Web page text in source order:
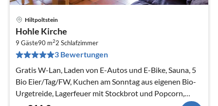
Hiltpoltstein
Hohle Kirche
9 Gäste90 m22 Schlafzimmer
3 Bewertungen
Gratis W-Lan, Laden von E-Autos und E-Bike, Sauna, 5
Bio Eier/Tag/FW, Kuchen am Sonntag aus eigenen Bio-
Urgetreide, Lagerfeuer mit Stockbrot und Popcorn,